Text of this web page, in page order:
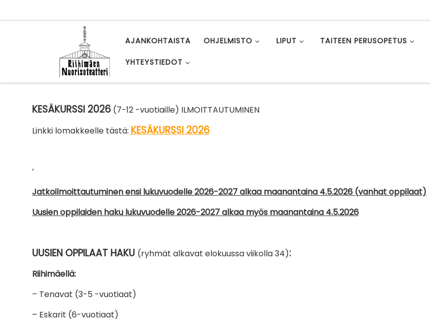
AJANKOHTAISTA OHJELMISTO LIPUT TAITEEN PERUSOPETUS
YHTEYSTIEDOT
KESÄKURSSI 2026(7-12 -vuotiaille) ILMOITTAUTUMINEN
Linkki lomakkeelle tästä: KESÄKURSSI 2026
’
Jatkoilmoittautuminen ensi lukuvuodelle 2026-2027 alkaa maanantaina 4.5.2026 (vanhat oppilaat)
Uusien oppilaiden haku lukuvuodelle 2026-2027 alkaa myös maanantaina 4.5.2026
UUSIEN OPPILAAT HAKU (ryhmät alkavat elokuussa viikolla 34):
Riihimäellä:
– Tenavat (3-5 -vuotiaat)
– Eskarit (6-vuotiaat)